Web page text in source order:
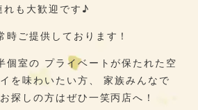
も大歓迎です♪
時ご提供しております！
個室の プライベートが保たれた空
を味わいたい方、 家族みんなで
探しの方はぜひ一笑丙店へ！